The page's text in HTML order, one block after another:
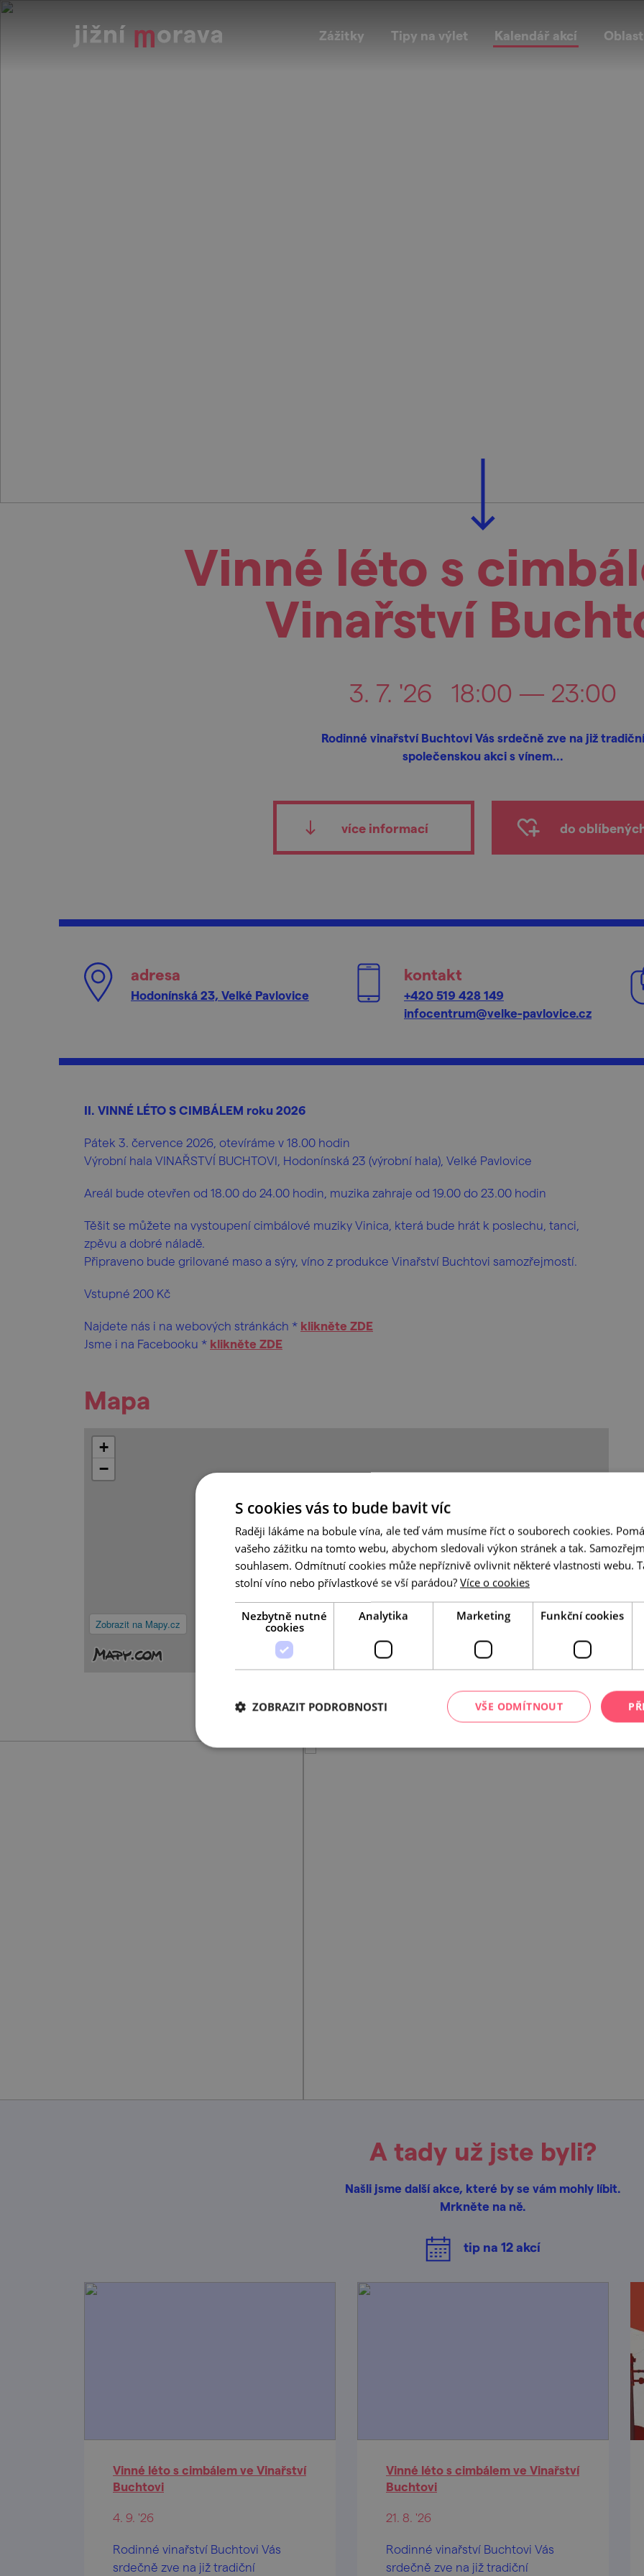
Zážitky Tipy na výlet Kalendář akcí
Vinné léto s
Vinařství
3. 7. '26 18:00 — 23:00
Rodinné vinařství Buchtovi Vás srdečně zve na již tradiční
společenskou akci s vínem...
více informací do
adresa
Hodonínská 23, Velké Pavlovice
kontakt
+420 519 428 149
infocentrum@velke-pavlovice.cz
II. VINNÉ LÉTO S CIMBÁLEM roku 2026
Pátek 3. července 2026, otevíráme v 18.00 hodin
Výrobní hala VINAŘSTVÍ BUCHTOVI, Hodonínská 23 (výrobní hala), Velké Pavlovice
Areál bude otevřen od 18.00 do 24.00 hodin, muzika zahraje od 19.00 do 23.00 hodin
Těšit se můžete na vystoupení cimbálové muziky Vinica, která bude hrát k poslechu, tanci,
zpěvu a dobré náladě.
Připraveno bude grilované maso a sýry, víno z produkce Vinařství Buchtovi samozřejmostí.
Vstupné 200 Kč
Najdete nás i na webových stránkách * klikněte ZDE
Jsme i na Facebooku * klikněte ZDE
Mapa
Zobrazit na Mapy.cz
+
−
Leaflet|© Seznam.cz a.s. a další
A tady už jste byli?
Našli jsme další akce, které by se vám mohly líbit.
Mrkněte na ně.
tip na 12akcí
Vinné léto s cimbálem ve Vinařství
Buchtovi
4. 9. '26
Rodinné vinařství Buchtovi Vás
srdečně zve na již tradiční
Vinné léto s cimbálem ve Vinařství
Buchtovi
21. 8. '26
Rodinné vinařství Buchtovi Vás
srdečně zve na již tradiční
S cookies vás to bude bavit víc
Raději lákáme na bobule vína, ale teď vám musíme říct o souborech cookies.
vašeho zážitku na tomto webu, abychom sledovali výkon stránek a tak.
souhlasem. Odmítnutí cookies může nepříznivě ovlivnit některé vlastnosti webu.
stolní víno nebo přívlastkové se vší parádou? Více o cookies
Nezbytně nutné
cookies
Analytika Marketing Funkční cookies
VŠE ODMÍTNOUT
ZOBRAZIT PODROBNOSTI